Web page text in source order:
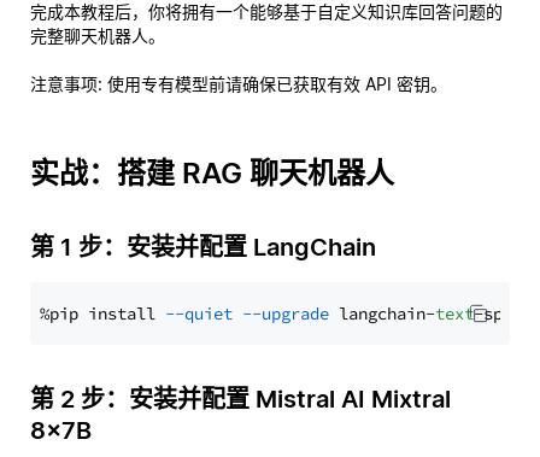
完成本教程后，你将拥有一个能够基于自定义知识库回答问题的
完整聊天机器人。
注意事项: 使用专有模型前请确保已获取有效 API 密钥。
实战：搭建 RAG 聊天机器人
第 1 步：安装并配置 LangChain
%pip install --quiet --upgrade langchain-text
第 2 步：安装并配置 Mistral AI Mixtral
8x7B